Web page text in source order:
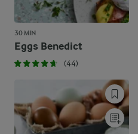
30 MIN
Eggs Benedict
(44)